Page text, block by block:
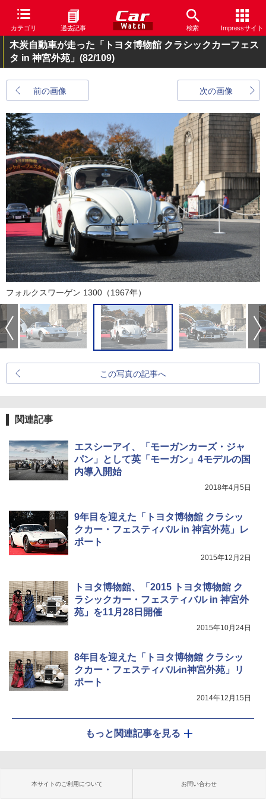
カテゴリ 過去記事 検索 Impressサイト
木炭自動車が走った「トヨタ博物館 クラシックカーフェス
タ in 神宮外苑」 (82/109)
前の画像 次の画像
フォルクスワーゲン 1300（1967年）
この写真の記事へ
関連記事
エスシーアイ、「モーガンカーズ・ジャ
パン」として英「モーガン」4モデルの国
内導入開始
2018年4月5日
9年目を迎えた「トヨタ博物館 クラシッ
クカー・フェスティバル in 神宮外苑」レ
ポート
2015年12月2日
トヨタ博物館、「2015 トヨタ博物館 ク
ラシックカー・フェスティバル in 神宮外
苑」を11月28日開催
2015年10月24日
8年目を迎えた「トヨタ博物館 クラシッ
クカー・フェスティバルin神宮外苑」リ
ポート
2014年12月15日
もっと関連記事を見る
本サイトのご利用について お問い合わせ